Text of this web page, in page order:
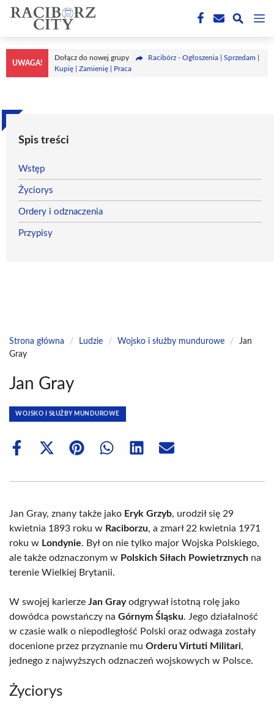
Przejdź
treści
UWAGA!
Dołącz do nowej grupy
Racibórz - Ogłoszenia | Sprzedam |
Kupię | Zamienię | Praca
Spis treści
Wstęp
Życiorys
Ordery i odznaczenia
Przypisy
Strona główna / Ludzie / Wojsko i służby mundurowe /
Jan
Gray
Jan Gray
WOJSKO I SŁUŻBY MUNDUROWE
Share
Share
(Twitter)
Share Share Share Share
Jan Gray, znany także jako Eryk Grzyb, urodził się 29
kwietnia 1893 roku w Raciborzu, a zmarł 22 kwietnia 1971
roku w Londynie. Był on nie tylko major Wojska Polskiego,
ale także odznaczonym w Polskich Siłach Powietrznych na
terenie Wielkiej Brytanii.
W swojej karierze Jan Grayodgrywał istotną rolę jako
dowódca powstańczy na Górnym Śląsku. Jego działalność
w czasie walk o niepodległość Polski oraz odwaga zostały
docenione przez przyznanie mu Orderu Virtuti Militari,
jednego z najwyższych odznaczeń wojskowych w Polsce.
Życiorys